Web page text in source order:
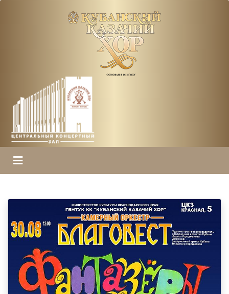
ГЛАВНАЯ
КОЛЛЕКТИВЫ
КАЗАЧЬЯ ДУША
ОРКЕСТР КАМЕРНОЙ МУЗЫКИ БЛАГОВЕСТ